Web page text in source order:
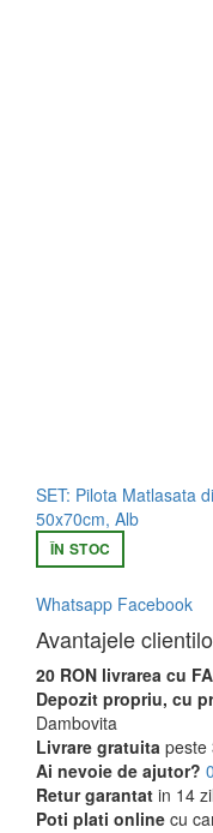
SET: Pilota Matlasata
50x70cm, Alb
ÎN STOC
Whatsapp Facebook
Avantajele
20 RON livrarea cu
Depozit propriu, cu
Dambovita
Livrare gratuita peste
Ai nevoie de ajutor?
Retur garantat in 14
Poti plati online cu